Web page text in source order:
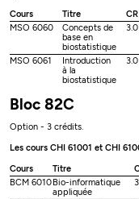
Cours
Titre
CR
MSO 6060
Concepts de
base en
biostatistique
3.0
MSO 6061
Introduction
à la
biostatistique
3.0
Bloc 82C
Option - 3 crédits.
Les cours CHI 61001 et CHI
Cours Titre
BCM 6010Bio-informatique
appliquée